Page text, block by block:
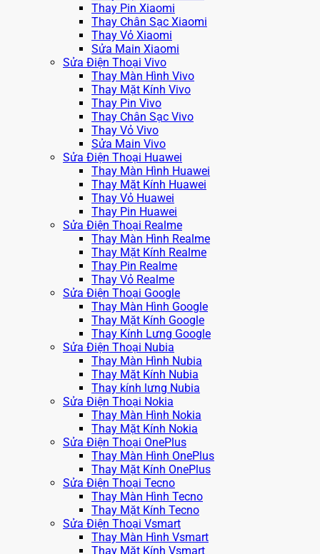
Thay Pin Xiaomi
Thay Chân Sạc Xiaomi
Thay Vỏ Xiaomi
Sửa Main Xiaomi
Sửa Điện Thoại Vivo
Thay Màn Hình Vivo
Thay Mặt Kính Vivo
Thay Pin Vivo
Thay Chân Sạc Vivo
Thay Vỏ Vivo
Sửa Main Vivo
Sửa Điện Thoại Huawei
Thay Màn Hình Huawei
Thay Mặt Kính Huawei
Thay Vỏ Huawei
Thay Pin Huawei
Sửa Điện Thoại Realme
Thay Màn Hình Realme
Thay Mặt Kính Realme
Thay Pin Realme
Thay Vỏ Realme
Sửa Điện Thoại Google
Thay Màn Hình Google
Thay Mặt Kính Google
Thay Kính Lưng Google
Sửa Điện Thoại Nubia
Thay Màn Hình Nubia
Thay Mặt Kính Nubia
Thay kính lưng Nubia
Sửa Điện Thoại Nokia
Thay Màn Hình Nokia
Thay Mặt Kính Nokia
Sửa Điện Thoại OnePlus
Thay Màn Hình OnePlus
Thay Mặt Kính OnePlus
Sửa Điện Thoại Tecno
Thay Màn Hình Tecno
Thay Mặt Kính Tecno
Sửa Điện Thoại Vsmart
Thay Màn Hình Vsmart
Thay Mặt Kính Vsmart